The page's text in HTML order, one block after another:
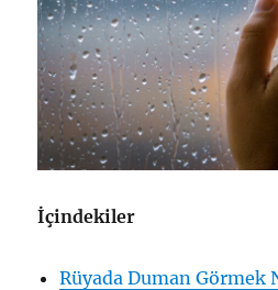
İçindekiler
Rüyada Duman Görmek